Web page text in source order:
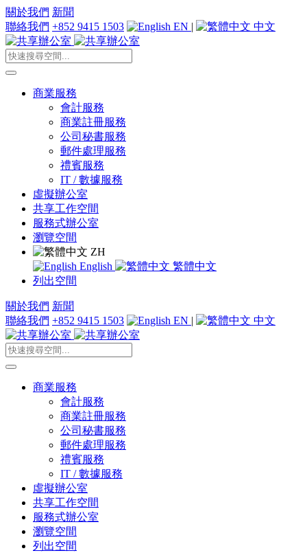
關於我們 新聞
聯絡我們 +852 9415 1503 EN | 中文
商業服務
會計服務
商業註冊服務
公司秘書服務
郵件處理服務
禮賓服務
IT / 數據服務
虛擬辦公室
共享工作空間
服務式辦公室
瀏覽空間
ZH
English
繁體中文
列出空間
關於我們 新聞
聯絡我們 +852 9415 1503 EN | 中文
商業服務
會計服務
商業註冊服務
公司秘書服務
郵件處理服務
禮賓服務
IT / 數據服務
虛擬辦公室
共享工作空間
服務式辦公室
瀏覽空間
列出空間